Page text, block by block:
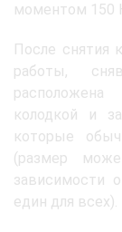
моментом 150
После снятия
работы,
колодкой и
которые
(размер
зависимости
един для всех).